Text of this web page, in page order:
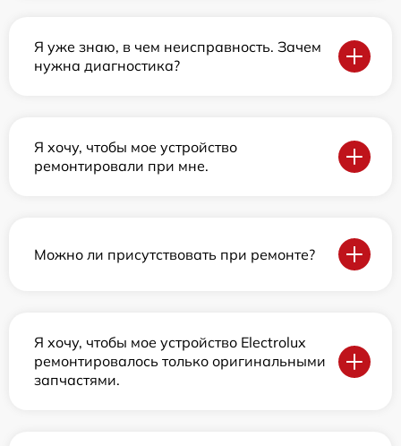
Я уже знаю, в чем неисправность. Зачем
нужна диагностика?
Я хочу, чтобы мое устройство
ремонтировали при мне.
Можно ли присутствовать при ремонте?
Я хочу, чтобы мое устройство Electrolux
ремонтировалось только оригинальными
запчастями.